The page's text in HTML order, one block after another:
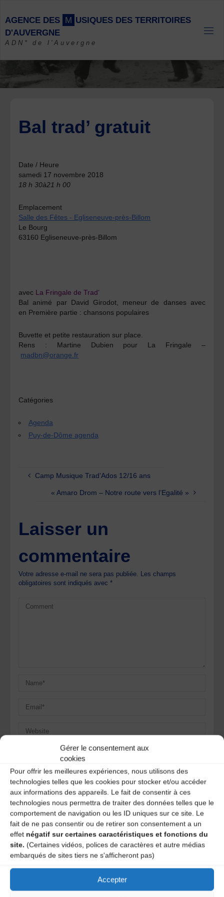
Gérer le consentement aux
cookies
Pour offrir les meilleures expériences, nous utilisons des
technologies telles que les cookies pour stocker et/ou accéder
aux informations des appareils. Le fait de consentir à ces
technologies nous permettra de traiter des données telles que le
comportement de navigation ou les ID uniques sur ce site. Le
fait de ne pas consentir ou de retirer son consentement a un
effet négatif sur certaines caractéristiques et fonctions du
site. (Certaines vidéos, polices de caractères et autre médias
embarqués de sites tiers ne s'afficheront pas)
Accepter
content
AGENCE DES M USIQUES DES TERRITOIRES
D'AUVERGNE
ADN* de l'Auvergne
Bal trad’ gratuit
Date / Heure
samedi 17 novembre 2018
18 h 30à21 h 00
Emplacement
Salle des Fêtes - Egliseneuve-près-Billom
Le Bourg
63160 Egliseneuve-près-Billom
avec La Fringale de Trad’
Bal animé par David Girodot , meneur de danses avec
en Première partie : chansons populaires
Buvette et petite restauration sur place.
Rens : Martine Dubien pour La Fringale –
madbn@orange.fr
Catégories
Agenda
Puy-de-Dôme agenda
Camp Musique Trad’Ados 12/16 ans
« Amaro Drom – Notre route vers l’Egalité »
Laisser un
commentaire
Votre adresse e-mail ne sera pas publiée. Les champs
obligatoires sont indiqués avec*
Save my name, email, and site URL in my browser for next
time I post a comment.
Ce site utilise Akismet pour réduire les indésirables.En
savoir plus sur la façon dont les données de vos
commentaires sont traitées.